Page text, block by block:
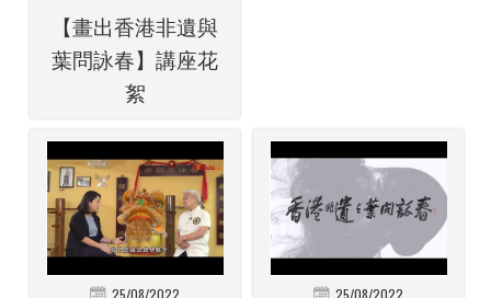
【畫出香港非遺與
葉問詠春】講座花
絮
25/08/2022 25/08/2022